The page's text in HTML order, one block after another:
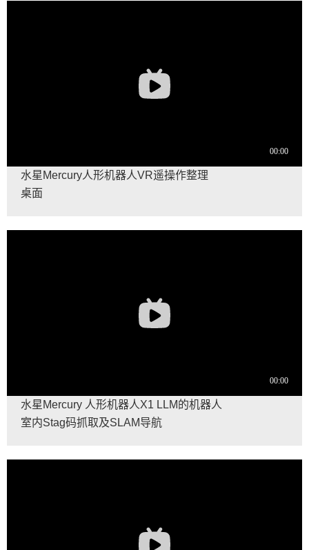
水星Mercury人形机器人VR遥操作整理
桌面
水星Mercury 人形机器人X1 LLM的机器人
室内Stag码抓取及SLAM导航